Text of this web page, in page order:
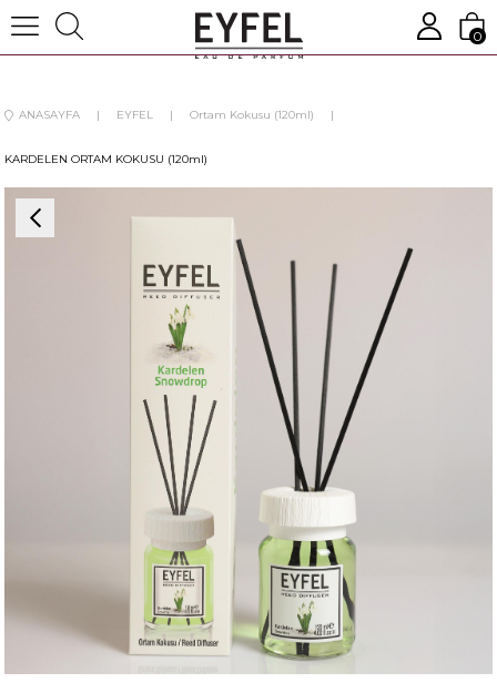
0
ANASAYFA EYFEL Ortam Kokusu (120ml)
KARDELEN ORTAM KOKUSU (120ml)